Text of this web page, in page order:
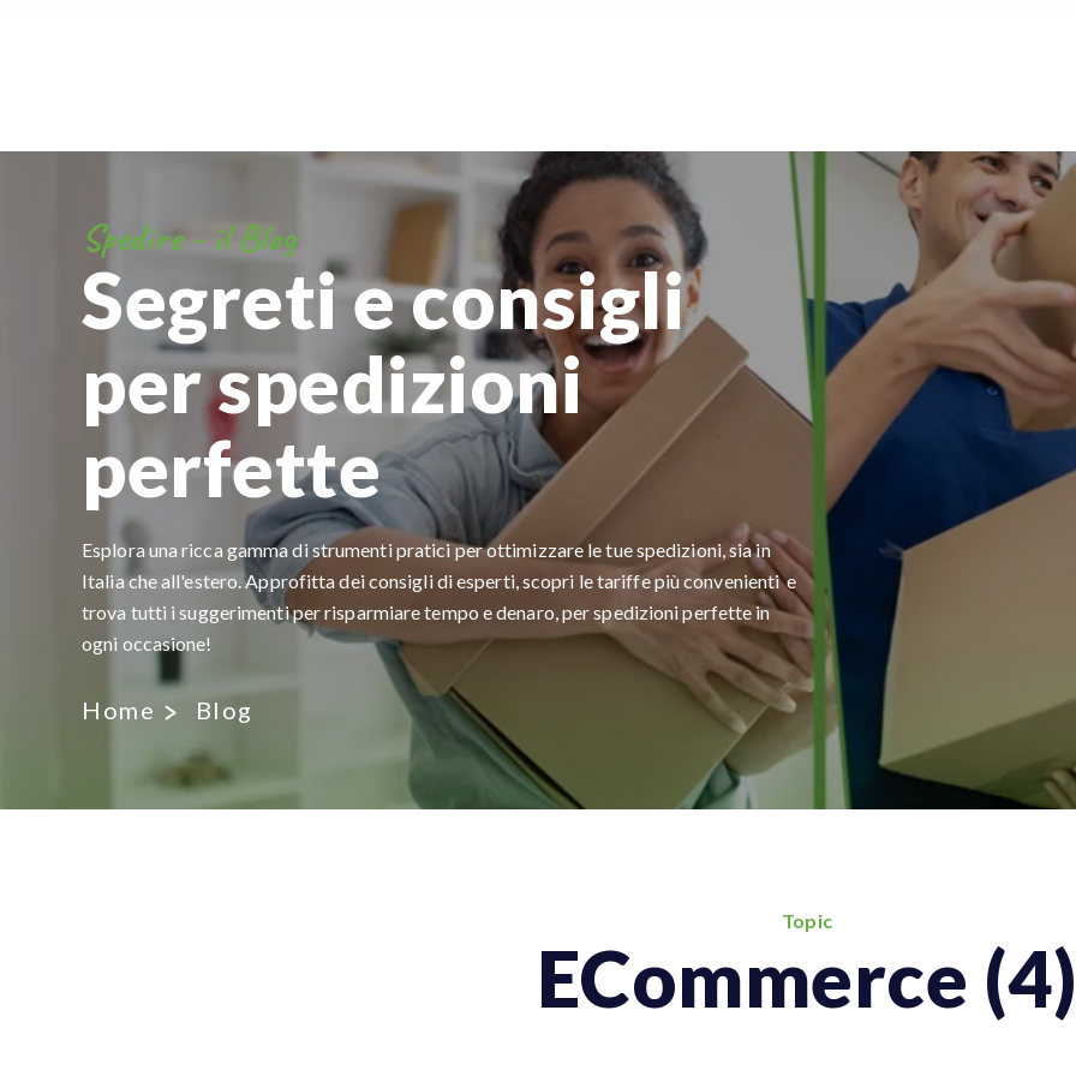
Spedire - il Blog
Segreti e consigli
per spedizioni
perfette
Esplora una ricca gamma di strumenti pratici per ottimizzare le tue spedizioni, sia in
Italia che all'estero. Approfitta dei consigli di esperti, scopri le tariffe più convenienti e
trova tutti i suggerimenti per risparmiare tempo e denaro, per spedizioni perfette in
ogni occasione!
Home Blog
Topic
ECommerce